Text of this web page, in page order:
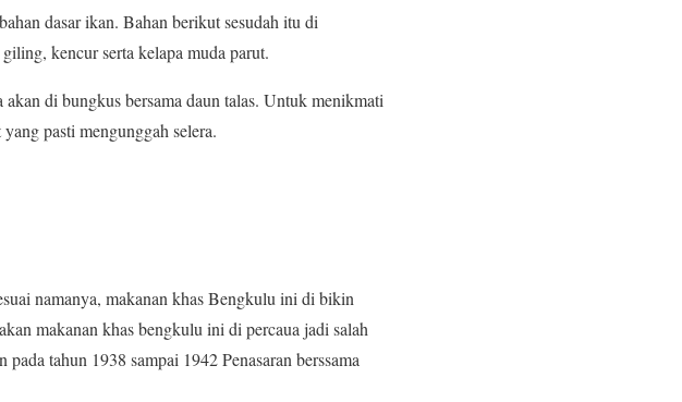
dasar ikan. Bahan berikut sesudah itu di
kencur serta kelapa muda parut.
di bungkus bersama daun talas. Untuk menikmati
pasti mengunggah selera.
namanya, makanan khas Bengkulu ini di bikin
makanan khas bengkulu ini di percaua jadi salah
tahun 1938 sampai 1942 Penasaran berssama